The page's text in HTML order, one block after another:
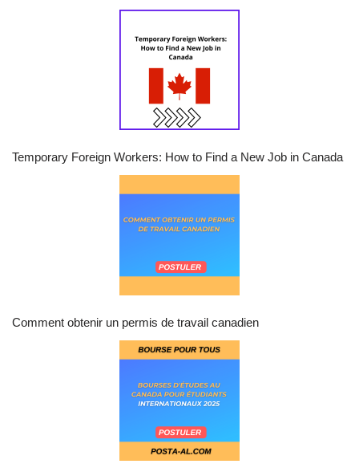
Temporary Foreign Workers: How to Find a New Job in Canada
Comment obtenir un permis de travail canadien